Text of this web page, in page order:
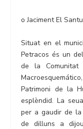
o Jaciment El
Situat en el
Petracos és un
de la Comunitat
Patrimoni de la
esplèndid. La
per a gaudir de
de dilluns a